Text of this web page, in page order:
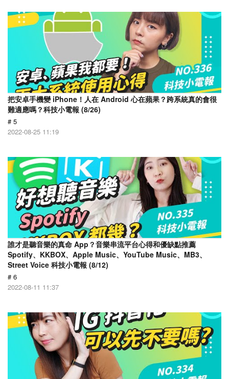
把安卓手機變 iPhone！人在 Android 心在蘋果？跨系統真的會很
難適應嗎？科技小電報 (8/26)
# 5
2022-08-25 11:19
誰才是聽音樂的真命 App？音樂串流平台心得和優缺點推薦
Spotify、KKBOX、Apple Music、YouTube Music、MB3、
Street Voice 科技小電報 (8/12)
# 6
2022-08-11 11:37